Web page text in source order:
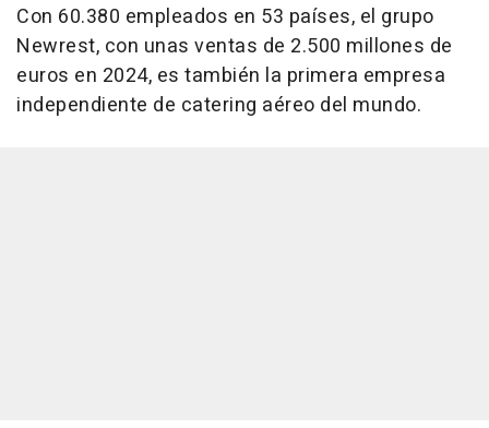
Con 60.380 empleados en 53 países, el grupo
Newrest, con unas ventas de 2.500 millones de
euros en 2024, es también la primera empresa
independiente de catering aéreo del mundo.